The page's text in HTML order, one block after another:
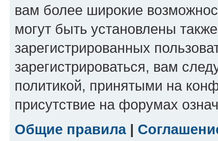
вам более широкие
могут быть установлены
зарегистрированных
зарегистрироваться, вам
политикой, принятыми на
присутствие на форумах
Общие правила|